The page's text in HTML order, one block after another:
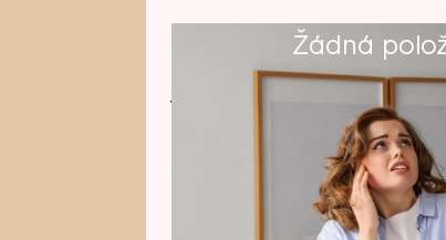
Žádná
Sousedské vztahy
jindy ale umí proměnit
plnou hádek. Každý si
ohleduplní, přátelští a
fandí tichým večerům,
prostorách. Někteří lidé